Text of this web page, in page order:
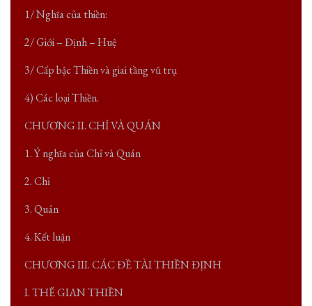
1/ Nghĩa của thiền:
2/ Giới – Định – Huệ
3/ Cấp bậc Thiền và giai tầng vũ trụ
4) Các loại Thiền.
CHƯƠNG II. CHỈ VÀ QUÁN
1. Ý nghĩa của Chỉ và Quán
2. Chỉ
3. Quán
4. Kết luận
CHƯƠNG III. CÁC ĐỀ TÀI THIỀN ĐỊNH
I. THẾ GIAN THIỀN